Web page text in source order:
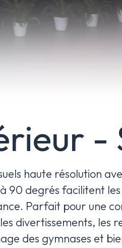
-
haute résolution
90 degrés facilitent
Parfait pour une
divertissements, les
des gymnases et